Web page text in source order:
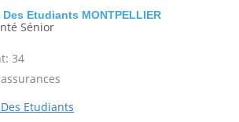
Etudiants MONTPELLIER
Sénior
34
Etudiants